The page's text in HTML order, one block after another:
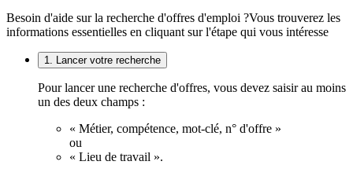
Besoin d'aide sur la recherche d'offres d'emploi ?Vous trouverez les
informations essentielles en cliquant sur l'étape qui vous intéresse
1. Lancer votre recherche
Pour lancer une recherche d'offres, vous devez saisir au moins
un des deux champs :
« Métier, compétence, mot-clé, n° d'offre »
ou
« Lieu de travail ».